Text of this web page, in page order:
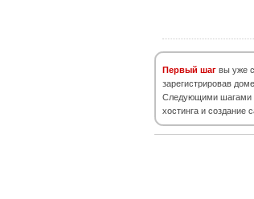
Первый шаг вы уже
зарегистрировав
Следующими шагами
хостинга и создание